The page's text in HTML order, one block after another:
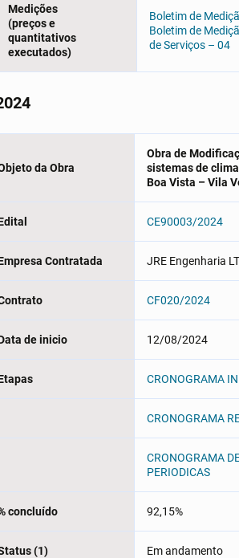
Medições
(preços e
quantitativos
executados)
Boletim de
Boletim de
de Serviços – 04
da Obra
Obra de
sistemas de
Boa Vista – Vila
CE90003/2024
Contratada JRE Engenharia
CF020/2024
de inicio 12/08/2024
CRONOGRAMA
CRONOGRAMA
CRONOGRAMA
PERIODICAS
concluído 92,15%
(1) Em andamento